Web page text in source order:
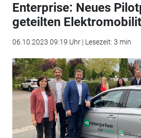
Enterprise: Neues
geteilten
06.10.2023 09:19 Uhr | Lesezeit: 3 min